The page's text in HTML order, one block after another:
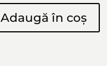
Adaugă în coș